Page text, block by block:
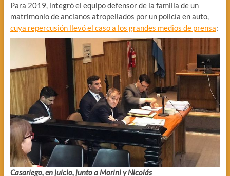
Para 2019, integró el equipo defensor de la familia de un
matrimonio de ancianos atropellados por un policía en auto,
cuya repercusión llevó el caso a los grandes medios de prensa:
Casariego, en juicio, junto a Morini y Nicolás